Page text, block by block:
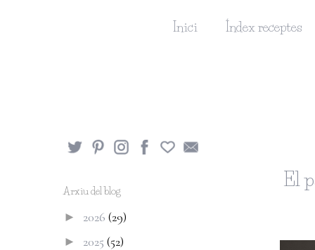
Inici Índex receptes
El
Arxiu del blog
► 2026 (29)
► 2025 (52)